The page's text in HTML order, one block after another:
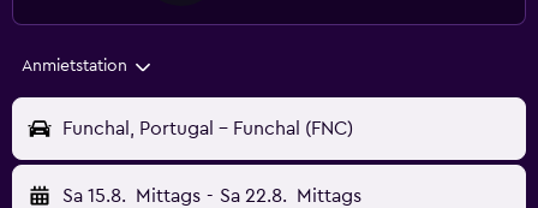
Anmietstation
Funchal, Portugal - Funchal (FNC)
Sa 15.8. Mittags - Sa 22.8. Mittags